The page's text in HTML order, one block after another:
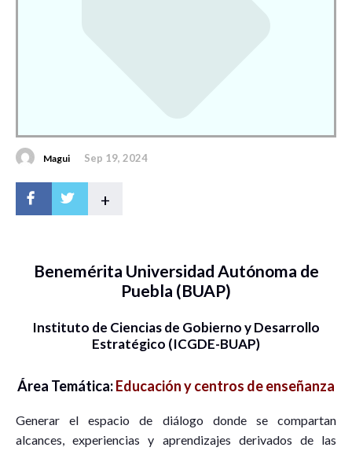
Magui Sep 19, 2024
+
Benemérita Universidad Autónoma de
Puebla (BUAP)
Instituto de Ciencias de Gobierno y Desarrollo
Estratégico (ICGDE-BUAP)
Área Temática:Educación y centros de enseñanza
Generar el espacio de diálogo donde se compartan
alcances, experiencias y aprendizajes derivados de las